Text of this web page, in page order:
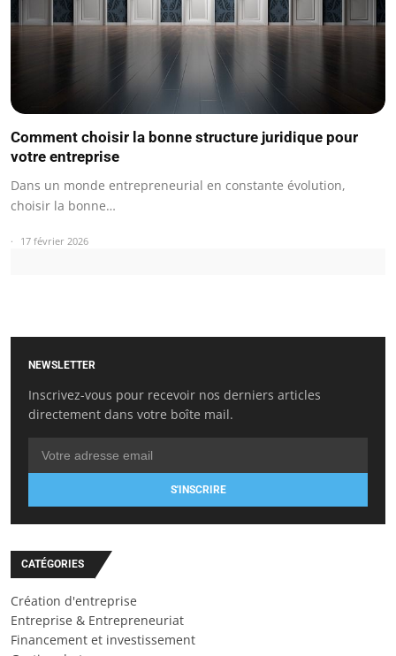
Comment choisir la bonne structure juridique pour
votre entreprise
Dans un monde entrepreneurial en constante évolution,
choisir la bonne…
17 février 2026
NEWSLETTER
Inscrivez-vous pour recevoir nos derniers articles
directement dans votre boîte mail.
S'INSCRIRE
CATÉGORIES
Création d'entreprise
Entreprise & Entrepreneuriat
Financement et investissement